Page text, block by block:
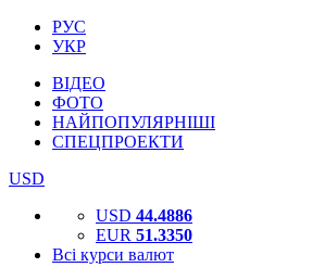
РУС
УКР
ВІДЕО
ФОТО
НАЙПОПУЛЯРНІШІ
СПЕЦПРОЕКТИ
USD
USD 44.4886
EUR 51.3350
Всі курси валют